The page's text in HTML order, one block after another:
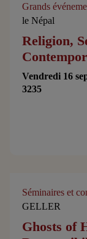
Grands
le Népal
Religion,
Vendredi 16
3235
Séminaires et
GELLER
Ghosts of